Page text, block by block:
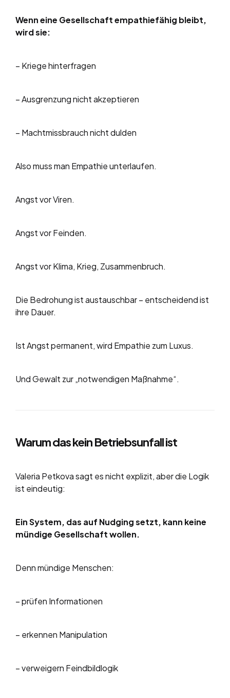
Wenn eine Gesellschaft empathiefähig bleibt,
wird sie:
– Kriege hinterfragen
– Ausgrenzung nicht akzeptieren
– Machtmissbrauch nicht dulden
Also muss man Empathie unterlaufen.
Angst vor Viren.
Angst vor Feinden.
Angst vor Klima, Krieg, Zusammenbruch.
Die Bedrohung ist austauschbar – entscheidend ist
ihre Dauer.
Ist Angst permanent, wird Empathie zum Luxus.
Und Gewalt zur „notwendigen Maßnahme“.
Warum das kein Betriebsunfall ist
Valeria Petkova sagt es nicht explizit, aber die Logik
ist eindeutig:
Ein System, das auf Nudging setzt, kann keine
mündige Gesellschaft wollen.
Denn mündige Menschen:
– prüfen Informationen
– erkennen Manipulation
– verweigern Feindbildlogik